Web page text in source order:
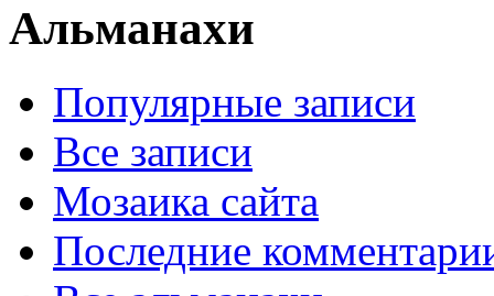
Альманахи
Популярные записи
Все записи
Мозаика сайта
Последние